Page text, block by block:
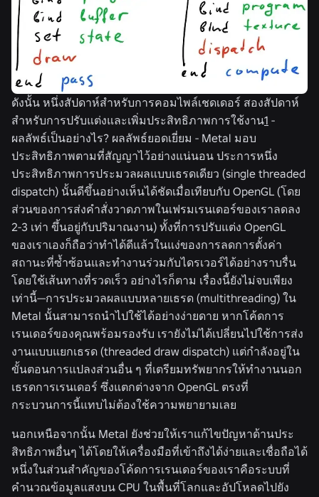
ดังนั้น หนึ่งสัปดาห์สำหรับการคอมไพล์เชดเดอร์ สองสัปดาห์
สำหรับการปรับแต่งและเพิ่มประสิทธิภาพการใช้งาน1 -
ผลลัพธ์เป็นอย่างไร? ผลลัพธ์ยอดเยี่ยม - Metal มอบ
ประสิทธิภาพตามที่สัญญาไว้อย่างแน่นอน ประการหนึ่ง
ประสิทธิภาพการประมวลผลแบบเธรดเดียว (single threaded
dispatch) นั้นดีขึ้นอย่างเห็นได้ชัดเมื่อเทียบกับ OpenGL (โดย
ส่วนของการส่งคำสั่งวาดภาพในเฟรมเรนเดอร์ของเราลดลง
2-3 เท่า ขึ้นอยู่กับปริมาณงาน) ทั้งที่การปรับแต่ง OpenGL
ของเราเองก็ถือว่าทำได้ดีแล้วในแง่ของการลดการตั้งค่า
สถานะที่ซ้ำซ้อนและทำงานร่วมกับไดรเวอร์ได้อย่างราบรื่น
โดยใช้เส้นทางที่รวดเร็ว อย่างไรก็ตาม เรื่องนี้ยังไม่จบเพียง
เท่านี้—การประมวลผลแบบหลายเธรด (multithreading) ใน
Metal นั้นสามารถนำไปใช้ได้อย่างง่ายดาย หากโค้ดการ
เรนเดอร์ของคุณพร้อมรองรับ เรายังไม่ได้เปลี่ยนไปใช้การส่ง
งานแบบแยกเธรด (threaded draw dispatch) แต่กำลังอยู่ใน
ขั้นตอนการแปลงส่วนอื่น ๆ ที่เตรียมทรัพยากรให้ทำงานนอก
เธรดการเรนเดอร์ ซึ่งแตกต่างจาก OpenGL ตรงที่
กระบวนการนี้แทบไม่ต้องใช้ความพยายามเลย
นอกเหนือจากนั้น Metal ยังช่วยให้เราแก้ไขปัญหาด้านประ
สิทธิภาพอื่นๆ ได้โดยให้เครื่องมือที่เข้าถึงได้ง่ายและเชื่อถือได้
หนึ่งในส่วนสำคัญของโค้ดการเรนเดอร์ของเราคือระบบที่
คำนวณข้อมูลแสงบน CPU ในพื้นที่โลกและอัปโหลดไปยัง